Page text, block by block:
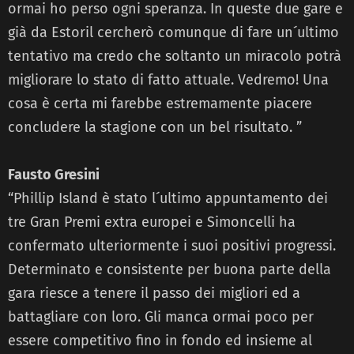
ormai ho perso ogni speranza. In queste due gare e
già da Estoril cercherò comunque di fare un´ultimo
tentativo ma credo che soltanto un miracolo potrà
migliorare lo stato di fatto attuale. Vedremo! Una
cosa è certa mi farebbe estremamente piacere
concludere la stagione con un bel risultato. ”
Fausto Gresini
“Phillip Island è stato l´ultimo appuntamento dei
tre Gran Premi extra europei e Simoncelli ha
confermato ulteriormente i suoi positivi progressi.
Determinato e consistente per buona parte della
gara riesce a tenere il passo dei migliori ed a
battagliare con loro. Gli manca ormai poco per
essere competitivo fino in fondo ed insieme al